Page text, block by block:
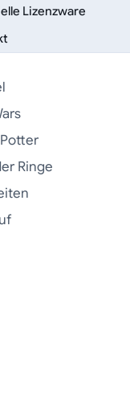
Lizenzware
Ringe